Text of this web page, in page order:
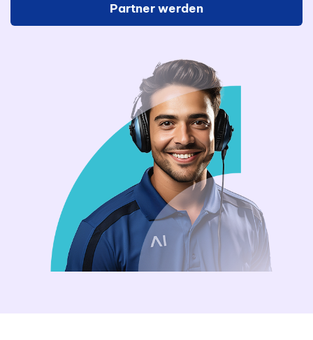
Partner werden